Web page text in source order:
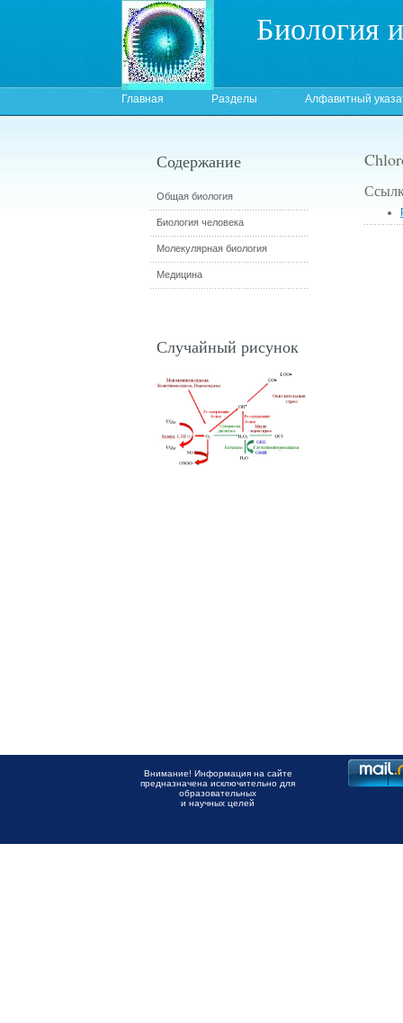
Биология
Главная Разделы Алфавитный
Содержание
Общая биология
Биология человека
Молекулярная биология
Медицина
Случайный рисунок
Внимание! Информация на сайте
предназначена исключительно для
образовательных
и научных целей